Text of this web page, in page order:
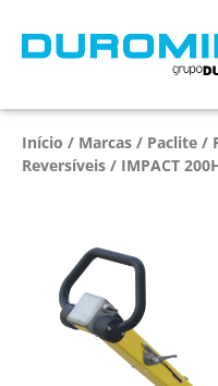
Início / Marcas / Paclite /
Reversíveis / IMPACT